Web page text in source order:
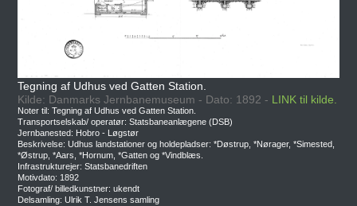
Tegning af Udhus ved Gatten Station.
Kilde: Danmarks Jernbanemuseum - Dato: 1892 - LINK til kilde.
Noter til: Tegning af Udhus ved Gatten Station.
Transportselskab/ operatør: Statsbaneanlægene (DSB)
Jernbanested: Hobro - Løgstør
Beskrivelse: Udhus landstationer og holdepladser: *Døstrup, *Nørager, *Simested,
*Østrup, *Aars, *Hornum, *Gatten og *Vindblæs.
Infrastrukturejer: Statsbanedriften
Motivdato: 1892
Fotograf/ billedkunstner: ukendt
Delsamling: Ulrik T. Jensens samling